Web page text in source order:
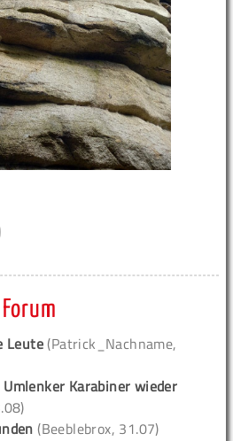
Leute (Patrick_Nachname,
Karabiner wieder
(Beeblebrox, 31.07)